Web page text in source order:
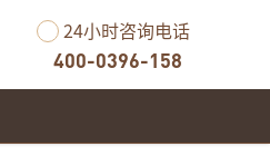
24小时咨询电话
400-0396-158